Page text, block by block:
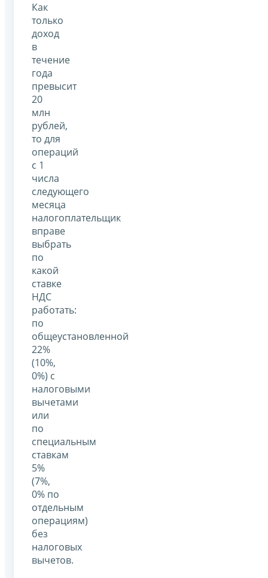
Как
только
доход
в
течение
года
превысит
20
млн
рублей,
то для
операций
с 1
числа
следующего
месяца
налогоплательщик
вправе
выбрать
по
какой
ставке
НДС
работать:
по
общеустановленной
22%
(10%,
0%) с
налоговыми
вычетами
или
по
специальным
ставкам
5%
(7%,
0% по
отдельным
операциям)
без
налоговых
вычетов.